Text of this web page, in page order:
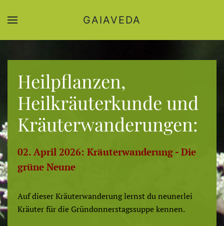
Zum Hauptinhalt springen
GAIAVEDA
Heilpflanzen,
Heilkräuterkunde und
Kräuterwanderungen:
02. April 2026: Kräuterwanderung - Die
grüne Neune
Auf dieser Kräuterwanderung lernst du neunerlei
Kräuter für die Gründonnerstagssuppe kennen.